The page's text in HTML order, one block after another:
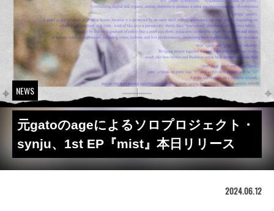
NEWS
元gatoのageによるソロプロジェクト・
synju、1st EP『mist』本日リリース
2024.06.12